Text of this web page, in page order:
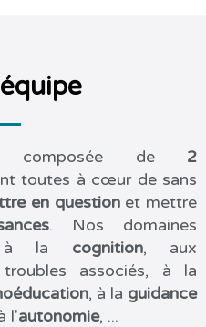
composée de 2
toutes à cœur de sans
en questionet mettre
. Nos domaines
à la cognition, aux
associés, à la
, à la guidance
l'autonomie, ...